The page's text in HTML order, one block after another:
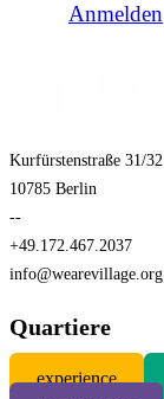
Anmelden
Kurfürstenstraße 31/32
10785 Berlin
--
+49.172.467.2037
info@wearevillage.org
Quartiere
experience